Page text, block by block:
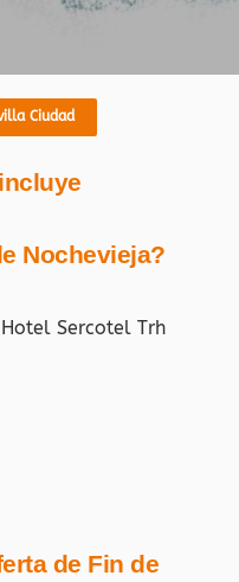
Ciudad
Nochevieja?
Sercotel Trh
de Fin de